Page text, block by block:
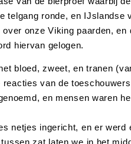
telgang ronde, en
onze Viking paarden,
hiervan gelogen.
bloed, zweet, en tranen
reacties van de
en mensen waren
netjes ingericht, en er
zat laten we in het